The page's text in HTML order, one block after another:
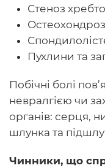
Стеноз
Пухлини та
Побічні болі
невралгією чи
органів: серця,
шлунка та
Чинники, що